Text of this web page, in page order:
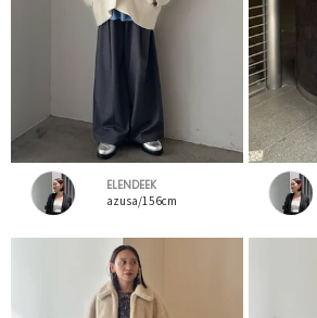
ELENDEEK
azusa/156cm